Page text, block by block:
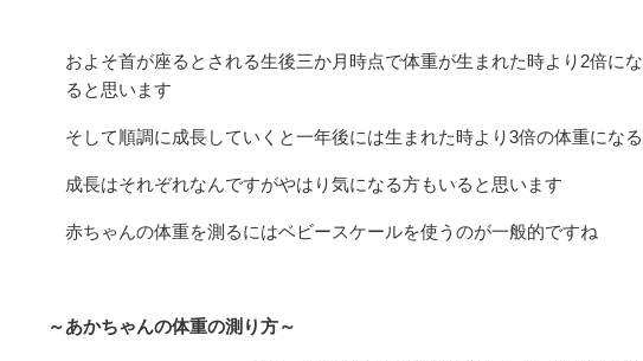
およそ首が座るとされる生後三か月時点で体重が生まれた時より2倍に
ると思います
そして順調に成長していくと一年後には生まれた時より3倍の体重にな
成長はそれぞれなんですがやはり気になる方もいると思います
赤ちゃんの体重を測るにはベビースケールを使うのが一般的ですね
～あかちゃんの体重の測り方～